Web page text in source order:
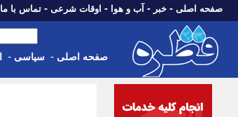
صفحه اصلی - خبر - آب و هوا - اوقات شرعی - تماس با ما
صفحه اصلی - سیاسی -